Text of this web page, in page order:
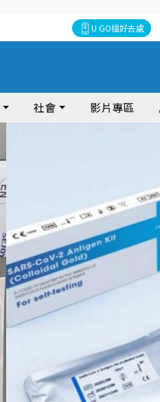
U GO搵好去處
社會 影片專區